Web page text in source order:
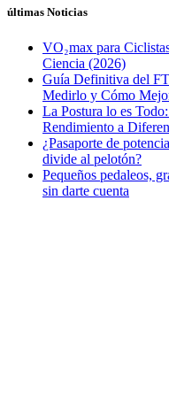
últimas Noticias
VO₂max para
Ciencia (2026)
Guía Definitiva del
Medirlo y Cómo
La Postura lo es
Rendimiento a
¿Pasaporte de
divide al pelotón?
Pequeños pedaleos,
sin darte cuenta